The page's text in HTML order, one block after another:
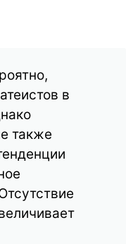
в
также